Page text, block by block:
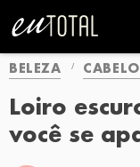
BELEZA
Loiro
você se